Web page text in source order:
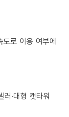
로 이용 여부에
러·대형 캣타워